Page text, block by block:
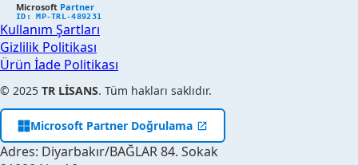
Microsoft Partner
ID: MP-TRL-489231
Kullanım Şartları
Gizlilik Politikası
Ürün İade Politikası
© 2025 TR LİSANS. Tüm hakları saklıdır.
Microsoft Partner Doğrulama
Adres: Diyarbakır/BAĞLAR 84. Sokak